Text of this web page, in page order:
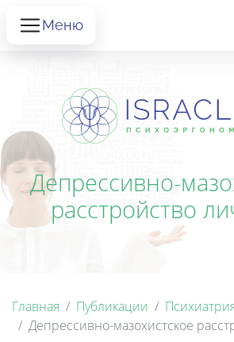
Меню
Депрессивно-
расстройство
Главная Публикации
Депрессивно-мазохистское